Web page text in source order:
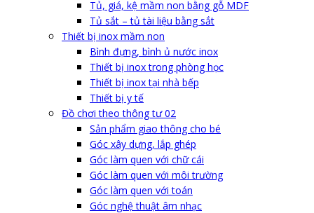
Tủ, giá, kệ mầm non bằng gỗ MDF
Tủ sắt – tủ tài liệu bằng sắt
Thiết bị inox mầm non
Bình đựng, bình ủ nước inox
Thiết bị inox trong phòng học
Thiết bị inox tại nhà bếp
Thiết bị y tế
Đồ chơi theo thông tư 02
Sản phẩm giao thông cho bé
Góc xây dựng, lắp ghép
Góc làm quen với chữ cái
Góc làm quen với môi trường
Góc làm quen với toán
Góc nghệ thuật âm nhạc